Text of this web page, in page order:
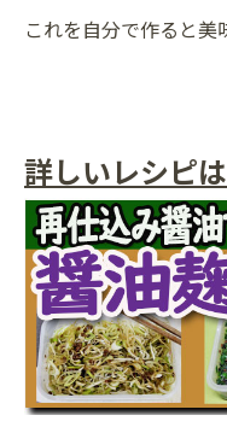
これを自分で作ると
詳しいレシピ